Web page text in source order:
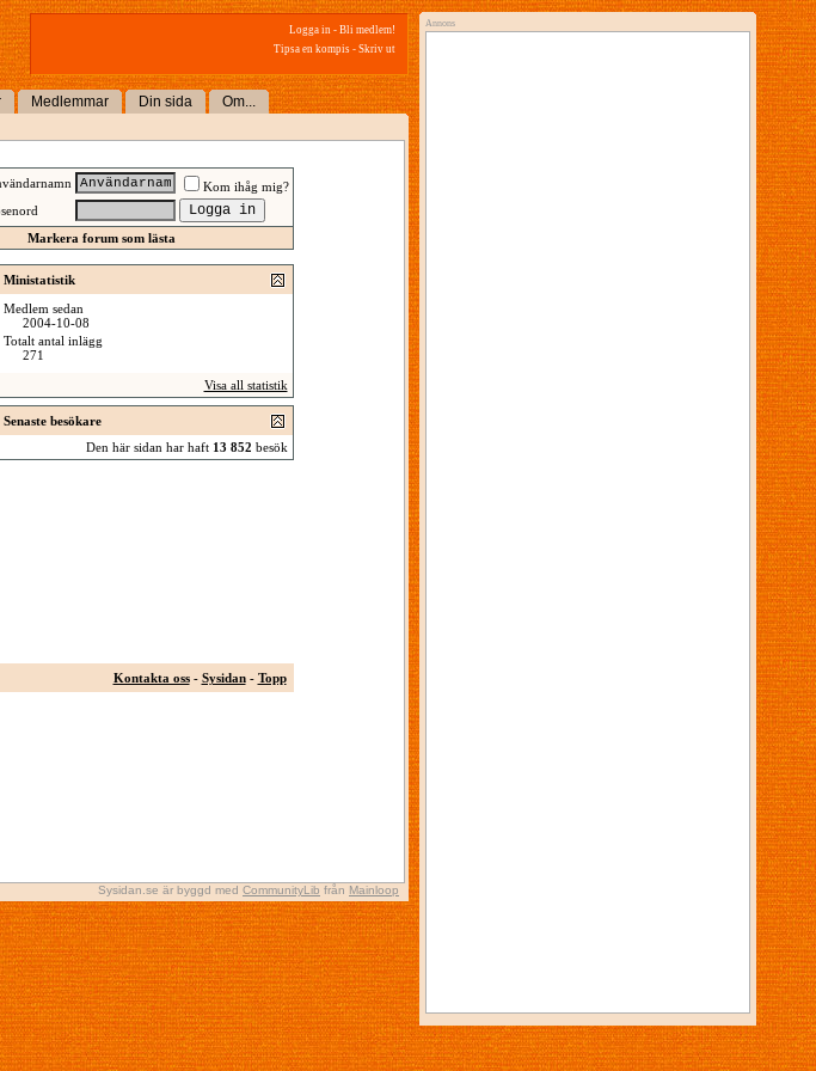
Logga in - Bli medlem!
Tipsa en kompis - Skriv ut
Medlemmar Din sida Om...
Kom ihåg mig?
Markera forum som lästa
Ministatistik
Medlem sedan
2004-10-08
Totalt antal inlägg
271
Visa all statistik
Senaste besökare
Den här sidan har haft 13 852 besök
Kontakta oss- Sysidan- Topp
Sysidan.se är byggd med CommunityLib från Mainloop
Annons